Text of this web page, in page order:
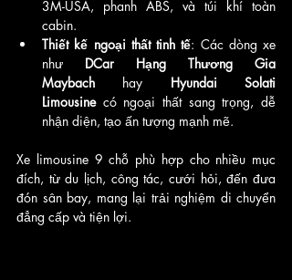
3M-USA, phanh ABS, và túi khí toàn
cabin.
Thiết kế ngoại thất tinh tế: Các dòng xe
như DCar Hạng Thương Gia
Maybach hay Hyundai Solati
Limousine có ngoại thất sang trọng, dễ
nhận diện, tạo ấn tượng mạnh mẽ.
Xe limousine 9 chỗ phù hợp cho nhiều mục
đích, từ du lịch, công tác, cưới hỏi, đến đưa
đón sân bay, mang lại trải nghiệm di chuyển
đẳng cấp và tiện lợi.